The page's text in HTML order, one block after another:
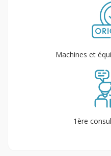
Machines et
1ère